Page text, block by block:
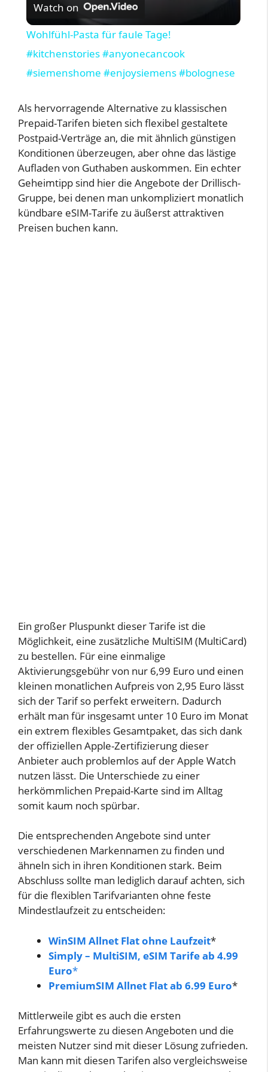
i
d
e
o
Watch on
Wohlfühl-Pasta für faule Tage!
#kitchenstories #anyonecancook
#siemenshome #enjoysiemens #bolognese
Als hervorragende Alternative zu klassischen
Prepaid-Tarifen bieten sich flexibel gestaltete
Postpaid-Verträge an, die mit ähnlich günstigen
Konditionen überzeugen, aber ohne das lästige
Aufladen von Guthaben auskommen. Ein echter
Geheimtipp sind hier die Angebote der Drillisch-
Gruppe, bei denen man unkompliziert monatlich
kündbare eSIM-Tarife zu äußerst attraktiven
Preisen buchen kann.
Ein großer Pluspunkt dieser Tarife ist die
Möglichkeit, eine zusätzliche MultiSIM (MultiCard)
zu bestellen. Für eine einmalige
Aktivierungsgebühr von nur 6,99 Euro und einen
kleinen monatlichen Aufpreis von 2,95 Euro lässt
sich der Tarif so perfekt erweitern. Dadurch
erhält man für insgesamt unter 10 Euro im Monat
ein extrem flexibles Gesamtpaket, das sich dank
der offiziellen Apple-Zertifizierung dieser
Anbieter auch problemlos auf der Apple Watch
nutzen lässt. Die Unterschiede zu einer
herkömmlichen Prepaid-Karte sind im Alltag
somit kaum noch spürbar.
Die entsprechenden Angebote sind unter
verschiedenen Markennamen zu finden und
ähneln sich in ihren Konditionen stark. Beim
Abschluss sollte man lediglich darauf achten, sich
für die flexiblen Tarifvarianten ohne feste
Mindestlaufzeit zu entscheiden:
WinSIM Allnet Flat ohne Laufzeit*
Simply – MultiSIM, eSIM Tarife ab 4.99
Euro*
PremiumSIM Allnet Flat ab 6.99 Euro*
Mittlerweile gibt es auch die ersten
Erfahrungswerte zu diesen Angeboten und die
meisten Nutzer sind mit dieser Lösung zufrieden.
Man kann mit diesen Tarifen also vergleichsweise